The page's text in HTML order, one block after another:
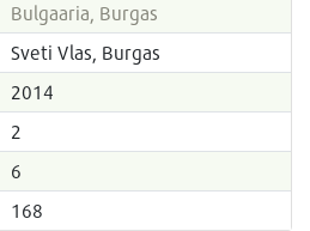
Bulgaaria, Burgas
Sveti Vlas, Burgas
2014
2
6
168